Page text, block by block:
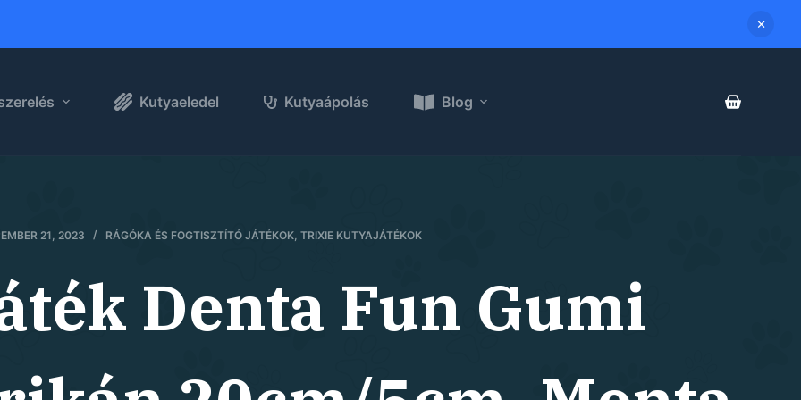
Kutyaeledel Kutyaápolás Blog
21, 2023 RÁGÓKA ÉS FOGTISZTÍTÓ JÁTÉKOK, TRIXIE KUTYAJÁTÉKOK
Denta Fun Gumi